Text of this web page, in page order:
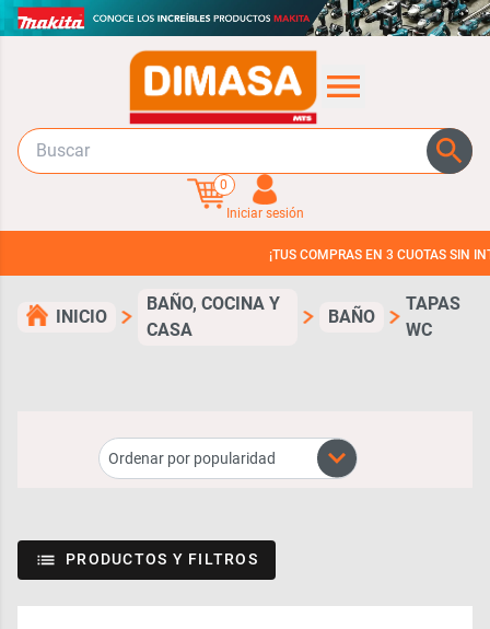
0
Iniciar sesión
¡TUS COMPRAS EN 3 CUOTAS SIN INTERES!
INICIO
BAÑO, COCINA Y
CASA
BAÑO
TAPAS
WC
PRODUCTOS Y FILTROS